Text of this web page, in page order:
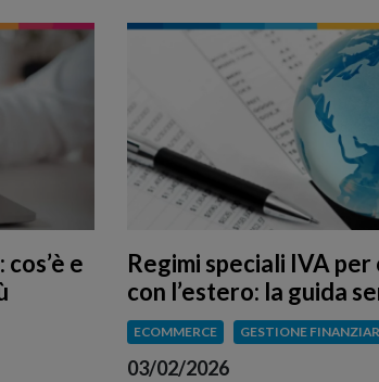
e
Regimi speciali IVA
con l’estero: la guida
ECOMMERCE GESTIONE
03/02/2026